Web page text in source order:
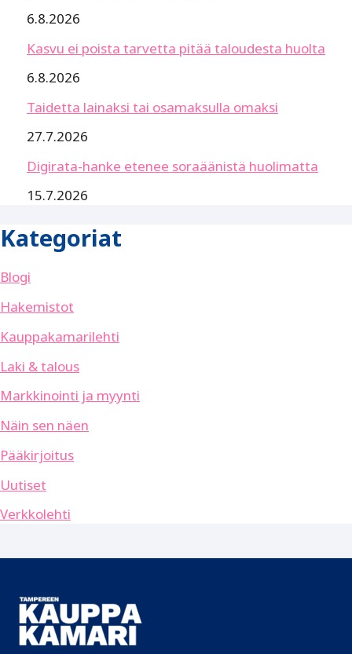
6.8.2026
Kasvu ei poista tarvetta pitää taloudesta huolta
6.8.2026
Taidetta lainaksi tai osamaksulla omaksi
27.7.2026
Digirata-hanke etenee soraäänistä huolimatta
15.7.2026
Kategoriat
Blogi
Hakemistot
Kauppakamarilehti
Laki & talous
Markkinointi ja myynti
Näin sen näen
Pääkirjoitus
Uutiset
Verkkolehti